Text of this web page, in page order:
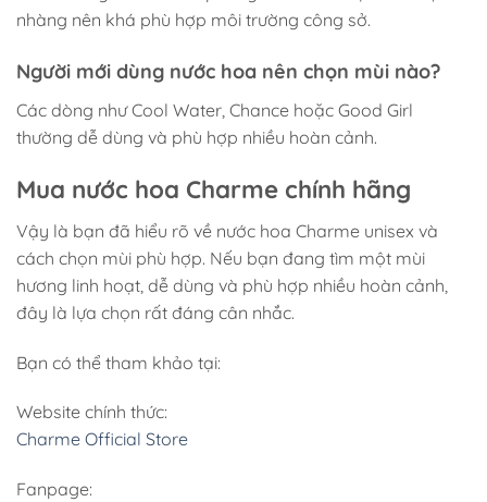
nhàng nên khá phù hợp môi trường công sở.
Người mới dùng nước hoa nên chọn mùi nào?
Các dòng như Cool Water, Chance hoặc Good Girl
thường dễ dùng và phù hợp nhiều hoàn cảnh.
Mua nước hoa Charme chính hãng
Vậy là bạn đã hiểu rõ về nước hoa Charme unisex và
cách chọn mùi phù hợp. Nếu bạn đang tìm một mùi
hương linh hoạt, dễ dùng và phù hợp nhiều hoàn cảnh,
đây là lựa chọn rất đáng cân nhắc.
Bạn có thể tham khảo tại:
Website chính thức:
Charme Official Store
Fanpage: